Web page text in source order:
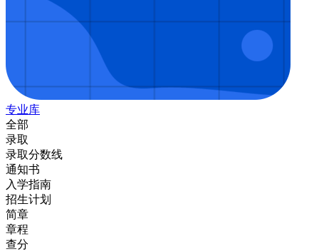
专业库
全部
录取
录取分数线
通知书
入学指南
招生计划
简章
章程
查分